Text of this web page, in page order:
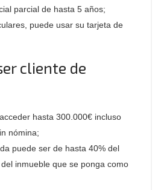
parcial de hasta 5 años;
puede usar su tarjeta de
cliente de
hasta 300.000€ incluso
nómina;
puede ser de hasta 40% del
inmueble que se ponga como